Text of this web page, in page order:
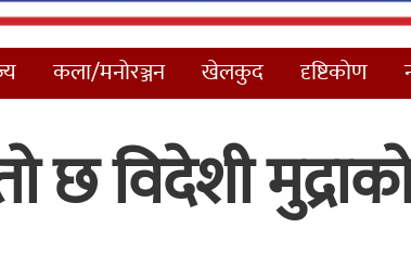
कला/मनोरञ्जन खेलकुद दृष्टिकोण
छ विदेशी